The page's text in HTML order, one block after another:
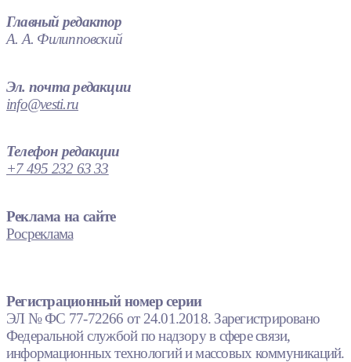
Главный редактор
А. А. Филипповский
Эл. почта редакции
info@vesti.ru
Телефон редакции
+7 495 232 63 33
Реклама на сайте
Росреклама
Регистрационный номер серии
ЭЛ № ФС 77-72266 от 24.01.2018. Зарегистрировано
Федеральной службой по надзору в сфере связи,
информационных технологий и массовых коммуникаций.